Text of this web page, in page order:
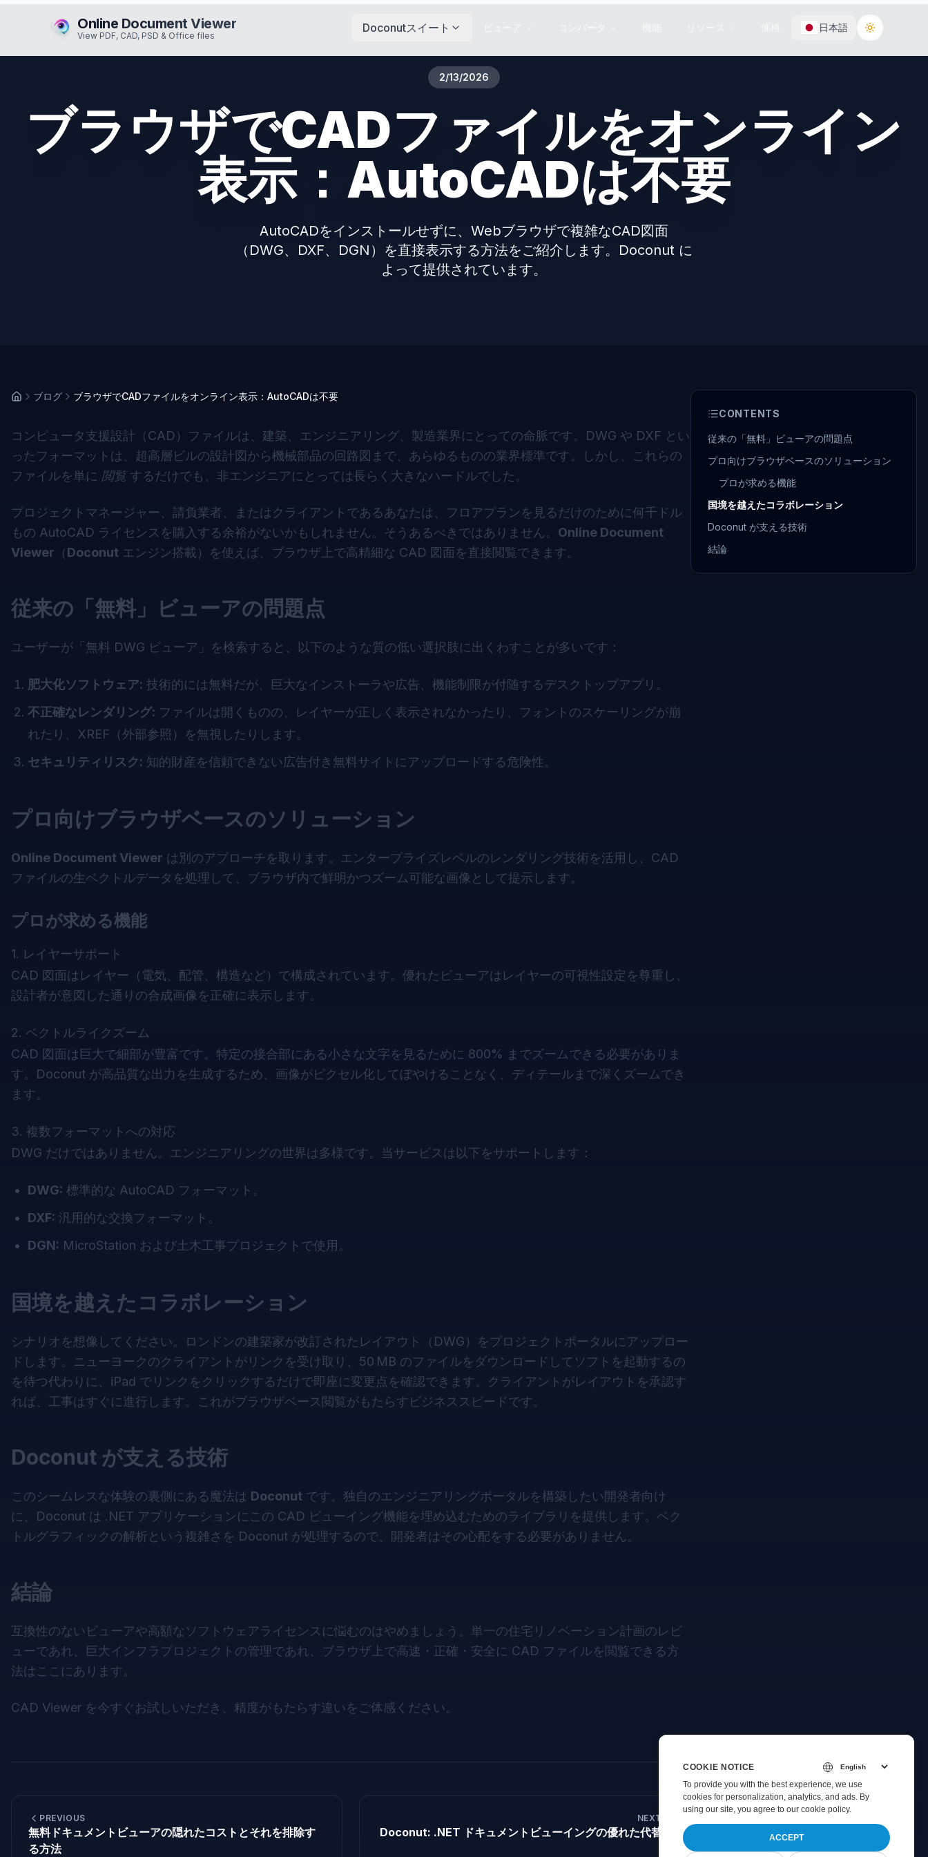
Online Document Viewer
View PDF, CAD, PSD & Office files
Doconutスイート 日本語 Toggle
2/13/2026
ブラウザでCADファイルをオンライン
表示：AutoCADは不要
AutoCADをインストールせずに、Webブラウザで複雑なCAD図面
（DWG、DXF、DGN）を直接表示する方法をご紹介します。Doconut に
よって提供されています。
ブログ ブラウザでCADファイルをオンライン表示：AutoCADは不要
コンピュータ支援設計（CAD）ファイルは、建築、エンジニアリング、製造業界にとっての命脈です。DWG や DXF とい
ったフォーマットは、超高層ビルの設計図から機械部品の回路図まで、あらゆるものの業界標準です。しかし、これらの
ファイルを単に 閲覧するだけでも、非エンジニアにとっては長らく大きなハードルでした。
プロジェクトマネージャー、請負業者、またはクライアントであるあなたは、フロアプランを見るだけのために何千ドル
もの AutoCAD ライセンスを購入する余裕がないかもしれません。そうあるべきではありません。 Online Document
Viewer （Doconut エンジン搭載）を使えば、ブラウザ上で高精細な CAD 図面を直接閲覧できます。
従来の「無料」ビューアの問題点
ユーザーが「無料 DWG ビューア」を検索すると、以下のような質の低い選択肢に出くわすことが多いです：
肥大化ソフトウェア: 技術的には無料だが、巨大なインストーラや広告、機能制限が付随するデスクトップアプリ。
不正確なレンダリング: ファイルは開くものの、レイヤーが正しく表示されなかったり、フォントのスケーリングが崩
れたり、XREF（外部参照）を無視したりします。
セキュリティリスク: 知的財産を信頼できない広告付き無料サイトにアップロードする危険性。
プロ向けブラウザベースのソリューション
Online Document Viewer は別のアプローチを取ります。エンタープライズレベルのレンダリング技術を活用し、CAD
ファイルの生ベクトルデータを処理して、ブラウザ内で鮮明かつズーム可能な画像として提示します。
プロが求める機能
1. レイヤーサポート
CAD 図面はレイヤー（電気、配管、構造など）で構成されています。優れたビューアはレイヤーの可視性設定を尊重し、
設計者が意図した通りの合成画像を正確に表示します。
2. ベクトルライクズーム
CAD 図面は巨大で細部が豊富です。特定の接合部にある小さな文字を見るために 800% までズームできる必要がありま
す。Doconut が高品質な出力を生成するため、画像がピクセル化してぼやけることなく、ディテールまで深くズームでき
ます。
3. 複数フォーマットへの対応
DWG だけではありません。エンジニアリングの世界は多様です。当サービスは以下をサポートします：
DWG: 標準的な AutoCAD フォーマット。
DXF: 汎用的な交換フォーマット。
DGN: MicroStation および土木工事プロジェクトで使用。
国境を越えたコラボレーション
シナリオを想像してください。ロンドンの建築家が改訂されたレイアウト（DWG）をプロジェクトポータルにアップロー
ドします。ニューヨークのクライアントがリンクを受け取り、50 MB のファイルをダウンロードしてソフトを起動するの
を待つ代わりに、iPad でリンクをクリックするだけで即座に変更点を確認できます。クライアントがレイアウトを承認す
れば、工事はすぐに進行します。これがブラウザベース閲覧がもたらすビジネススピードです。
Doconut が支える技術
このシームレスな体験の裏側にある魔法は Doconut です。独自のエンジニアリングポータルを構築したい開発者向け
に、Doconut は .NET アプリケーションにこの CAD ビューイング機能を埋め込むためのライブラリを提供します。ベク
トルグラフィックの解析という複雑さを Doconut が処理するので、開発者はその心配をする必要がありません。
結論
互換性のないビューアや高額なソフトウェアライセンスに悩むのはやめましょう。単一の住宅リノベーション計画のレビ
ューであれ、巨大インフラプロジェクトの管理であれ、ブラウザ上で高速・正確・安全に CAD ファイルを閲覧できる方
法はここにあります。
CAD Viewer を今すぐお試しいただき、精度がもたらす違いをご体感ください。
PREVIOUS
無料ドキュメントビューアの隠れたコストとそれを排除す
る方法
NEXT
Doconut: .NET ドキュメントビューイングの優れた代替案
CONTENTS
従来の「無料」ビューアの問題点
プロ向けブラウザベースのソリューション
プロが求める機能
国境を越えたコラボレーション
Doconut が支える技術
結論
COOKIE NOTICE
To provide you with the best experience, we use
cookies for personalization, analytics, and ads. By
using our site, you agree to our cookie policy.
ACCEPT